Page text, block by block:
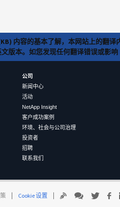
内容的基本了解，本网站上的翻
版本。如您发现任何翻译错误或影
公司
新闻中心
活动
NetApp Insight
客户成功案例
环境、社会与公司治理
投资者
招聘
联系我们
Cookie 设置